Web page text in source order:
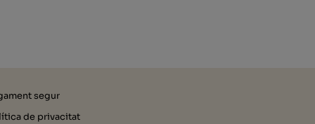
segur
de privacitat